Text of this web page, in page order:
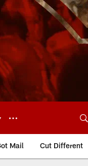
Mail Cut Different